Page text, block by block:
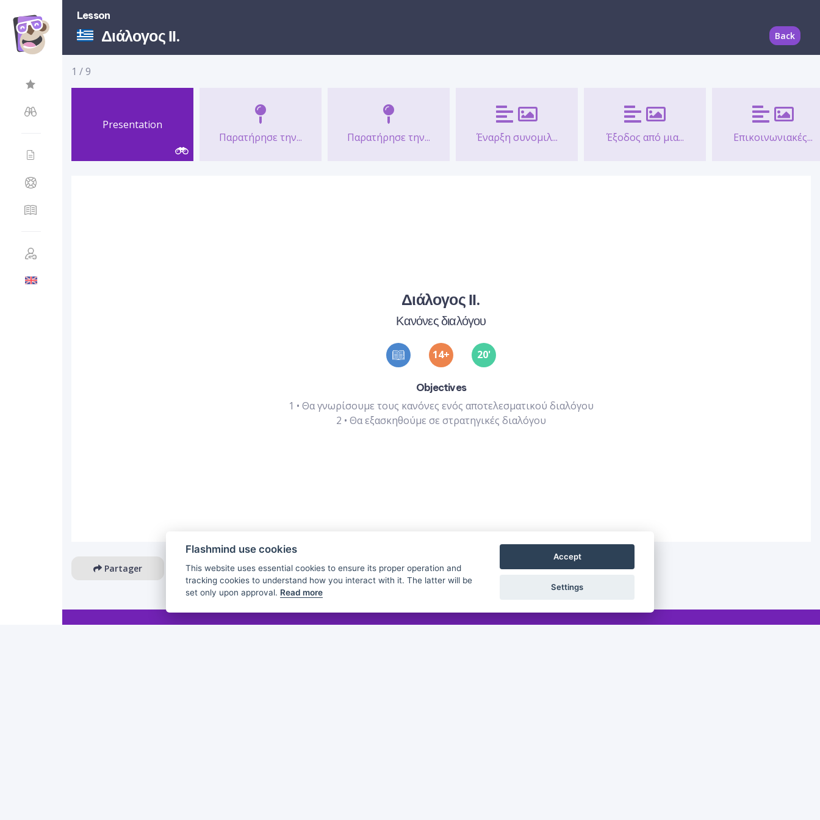
Lesson
Διάλογος ΙΙ. Back
1 /9
Presentation
Παρατήρησε την...
Παρατήρησε την... Έναρξη συνομιλ... Έξοδος από μια... Επικοινωνιακές...
Διάλογος ΙΙ.
Κανόνες διαλόγου
14 20'
Objectives
1 • Θα γνωρίσουμε τους κανόνες ενός αποτελεσματικού διαλόγου
2 • Θα εξασκηθούμε σε στρατηγικές διαλόγου
Partager
Flashmind use cookies
This website uses essential cookies to ensure its proper operation and
tracking cookies to understand how you interact with it. The latter will be
set only upon approval. Read more
Accept
Settings